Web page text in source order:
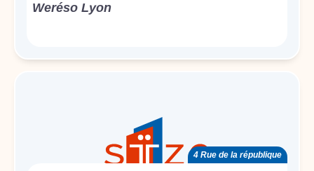
Weréso Lyon
4 Rue de la république